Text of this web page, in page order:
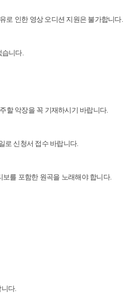
로 인한 영상 오디션 지원은 불가합니다.
니다.
할 악장을 꼭 기재하시기 바랍니다.
로 신청서 접수 바랍니다.
를 포함한 원곡을 노래해야 합니다.
다.